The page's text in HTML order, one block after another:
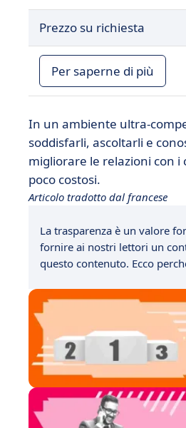
Prezzo su richiesta
Per saperne di più
In un ambiente ultra-
soddisfarli, ascoltarli e
migliorare le relazioni con i
poco costosi.
Articolo tradotto dal francese
La trasparenza è un valore
fornire ai nostri lettori un
questo contenuto. Ecco